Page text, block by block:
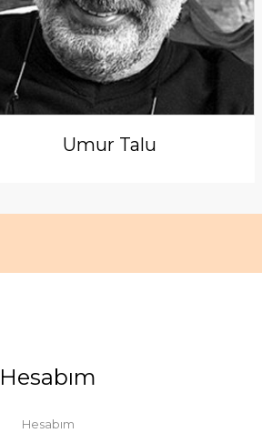
Umur Talu
Hesabım
Hesabım